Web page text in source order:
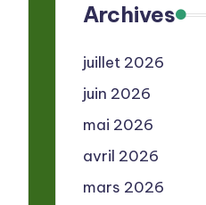
Archives
juillet 2026
juin 2026
mai 2026
avril 2026
mars 2026